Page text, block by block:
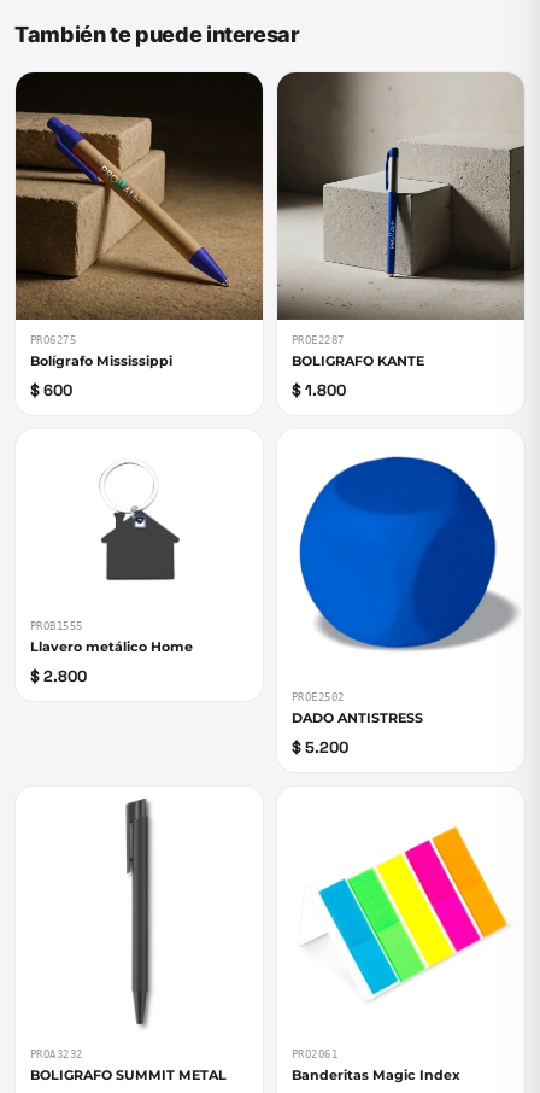
También te puede interesar
PRO6275
Bolígrafo Mississippi
$ 600
PROE2287
BOLIGRAFO KANTE
$ 1.800
PROB1555
Llavero metálico Home
$ 2.800
PROE2502
DADO ANTISTRESS
$ 5.200
PROA3232
BOLIGRAFO SUMMIT METAL
PRO2061
Banderitas Magic Index